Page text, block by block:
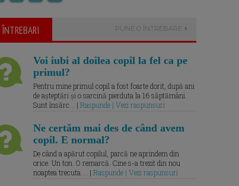
ÎNTREBARI PUNE O ÎNTREBARE
Voi iubi al doilea copil la fel ca pe
primul?
Pentru mine primul copil a fost foarte dorit, după ani
de așteptări și o sarcină pierduta la 16 săptămâni.
Sunt însărc... | Raspunde | Vezi raspunsuri
Ne certăm mai des de când avem
copil. E normal?
De când a apărut copilul, parcă ne aprindem din
orice. Un ton. O remarcă. Cine s-a trezit din nou
noaptea trecuta.... | Raspunde | Vezi raspunsuri